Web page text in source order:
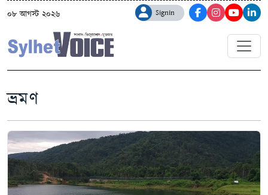
০৮ আগস্ট ২০২৬ Signin
ভ্রমণ